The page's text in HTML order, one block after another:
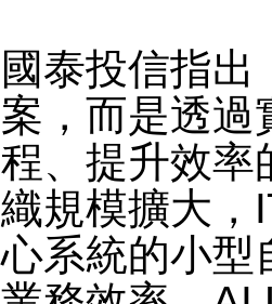
國泰投信指
案，而是透過
程、提升效率
織規模擴大，
心系統的小型